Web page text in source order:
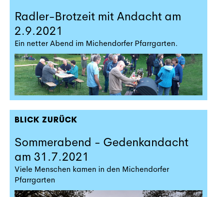
Radler-Brotzeit mit Andacht am
2.9.2021
Ein netter Abend im Michendorfer Pfarrgarten.
BLICK ZURÜCK
Sommerabend - Gedenkandacht
am 31.7.2021
Viele Menschen kamen in den Michendorfer
Pfarrgarten